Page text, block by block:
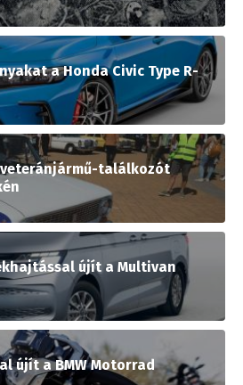
a Honda Civic Type R-
találkozót
újít a Multivan
újít a BMW Motorrad